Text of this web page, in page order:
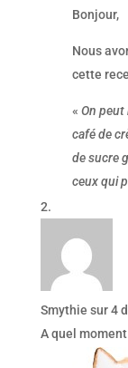
Bonjour,
Nous
cette
« On peut
café de
de sucre
ceux qui
Smythie sur 4
A quel